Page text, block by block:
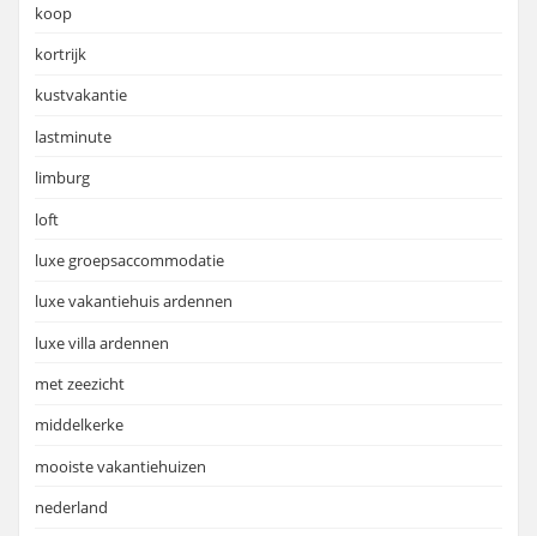
koop
kortrijk
kustvakantie
lastminute
limburg
loft
luxe groepsaccommodatie
luxe vakantiehuis ardennen
luxe villa ardennen
met zeezicht
middelkerke
mooiste vakantiehuizen
nederland